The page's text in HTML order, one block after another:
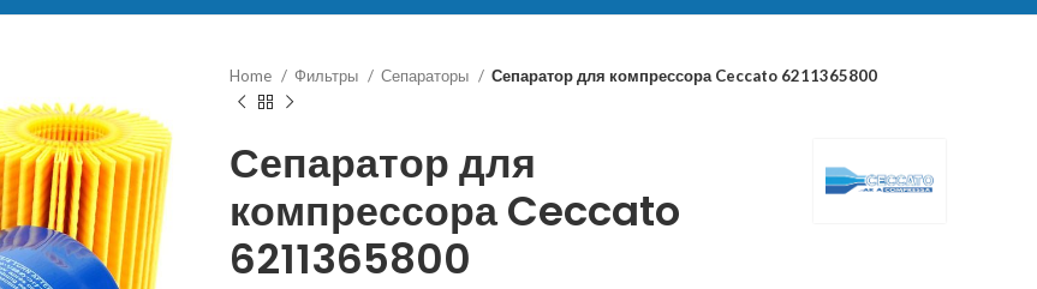
Home Фильтры Сепараторы Сепаратор для компрессора Ceccato 6211365800
Сепаратор для
компрессора Ceccato
6211365800